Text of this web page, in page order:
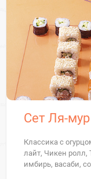
Сет Ля-мур
Классика с
лайт, Чикен ролл,
имбирь, васаби,